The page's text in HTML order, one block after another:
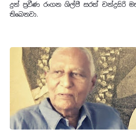
දුන් ප්‍රවීණ රංගන ශිල්පී සරත් චන්ද්‍රසිරි
තිබෙනවා.